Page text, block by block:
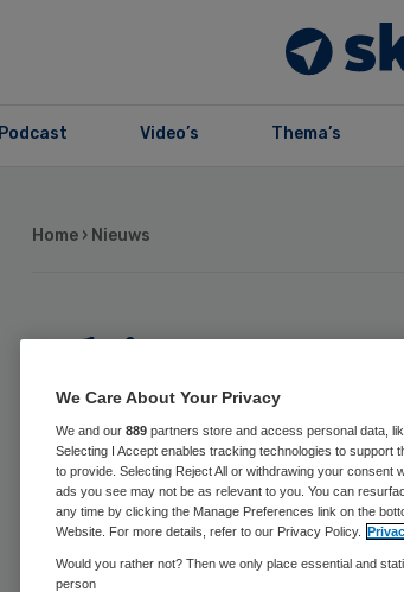
Podcast Video’s Thema’s
Home › Nieuws
Chirurgen
definitief
We Care About Your Privacy
We and our 889 partners store and access personal data,
Selecting I Accept enables tracking technologies to
to provide. Selecting Reject All or withdrawing your
ads you see may not be as relevant to you. You can
any time by clicking the Manage Preferences link on the
Website. For more details, refer to our Privacy Policy.
Would you rather not? Then we only place essential and
person